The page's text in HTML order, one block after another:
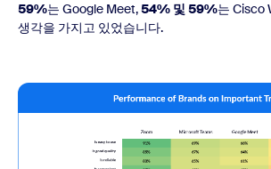
59%는 Google Meet,54% 및 59%는 Cisco
생각을 가지고 있었습니다.